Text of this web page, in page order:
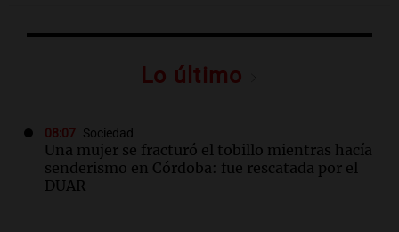
Lo último
08:07 Sociedad
Una mujer se fracturó el tobillo mientras hacía
senderismo en Córdoba: fue rescatada por el
DUAR